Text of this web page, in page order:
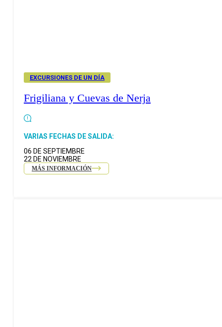
EXCURSIONES DE UN DÍA
Frigiliana y Cuevas de Nerja
VARIAS FECHAS DE SALIDA:
06 DE SEPTIEMBRE
22 DE NOVIEMBRE
MÁS INFORMACIÓN